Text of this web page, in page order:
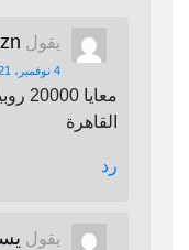
يقول
4 نوفمبر، 2021 الساعة 4:20 م
القاهرة
رد
يقول